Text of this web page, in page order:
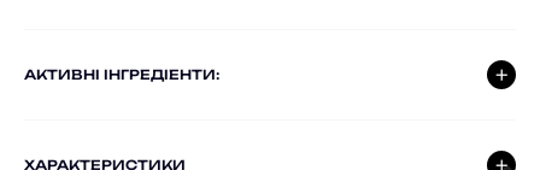
AКТИВНІ ІНГРЕДІЕНТИ:
ХАРАКТЕРИСТИКИ